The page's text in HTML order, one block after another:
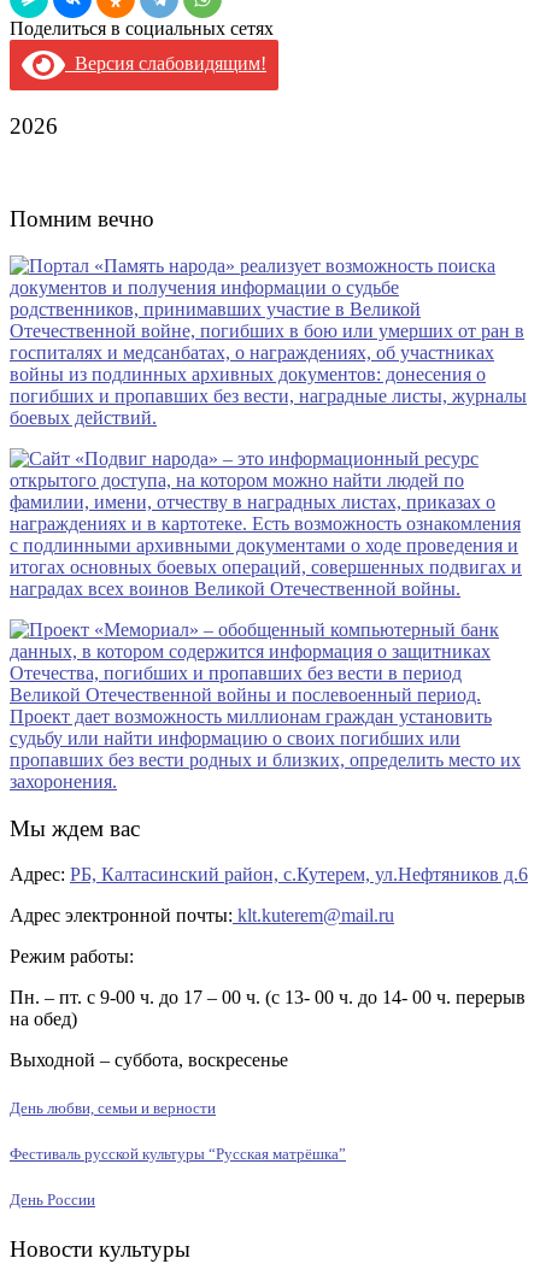
Поделиться в социальных сетях
Версия слабовидящим!
2026
Помним вечно
Мы ждем вас
Адрес: РБ, Калтасинский район, с.Кутерем, ул.Нефтяников д.6
Адрес электронной почты: klt.kuterem@mail.ru
Режим работы:
Пн. – пт. с 9-00 ч. до 17 – 00 ч. (с 13- 00 ч. до 14- 00 ч. перерыв
на обед)
Выходной – суббота, воскресенье
День любви, семьи и верности
Фестиваль русской культуры “Русская матрёшка”
День России
Новости культуры